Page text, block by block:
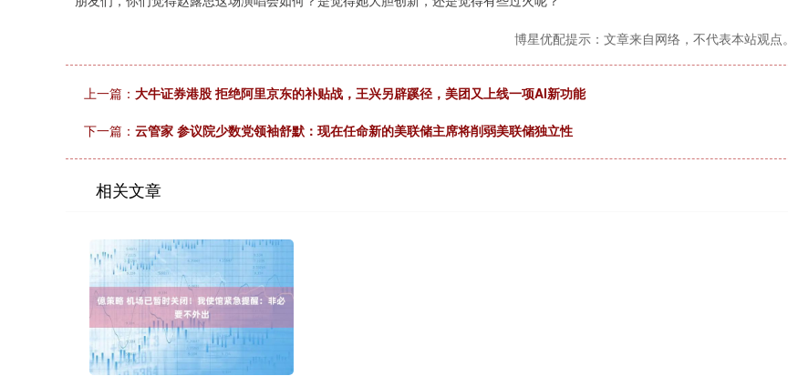
博星优配提示：文章来自网络，不代表本站观点。
上一篇： 大牛证券港股 拒绝阿里京东的补贴战，王兴另辟蹊径，美团又上线一项AI新功能
下一篇： 云管家 参议院少数党领袖舒默：现在任命新的美联储主席将削弱美联储独立性
相关文章